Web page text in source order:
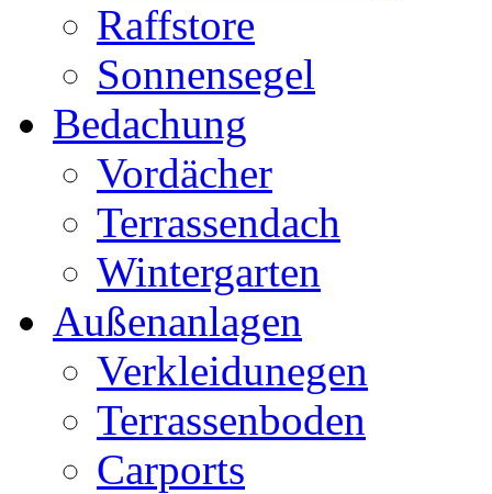
Raffstore
Sonnensegel
Bedachung
Vordächer
Terrassendach
Wintergarten
Außenanlagen
Verkleidunegen
Terrassenboden
Carports